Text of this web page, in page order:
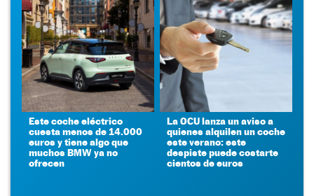
Este coche eléctrico
cuesta menos de 14.000
euros y tiene algo que
muchos BMW ya no
ofrecen
La OCU lanza un aviso a
quienes alquilen un coche
este verano: este
despiste puede costarte
cientos de euros